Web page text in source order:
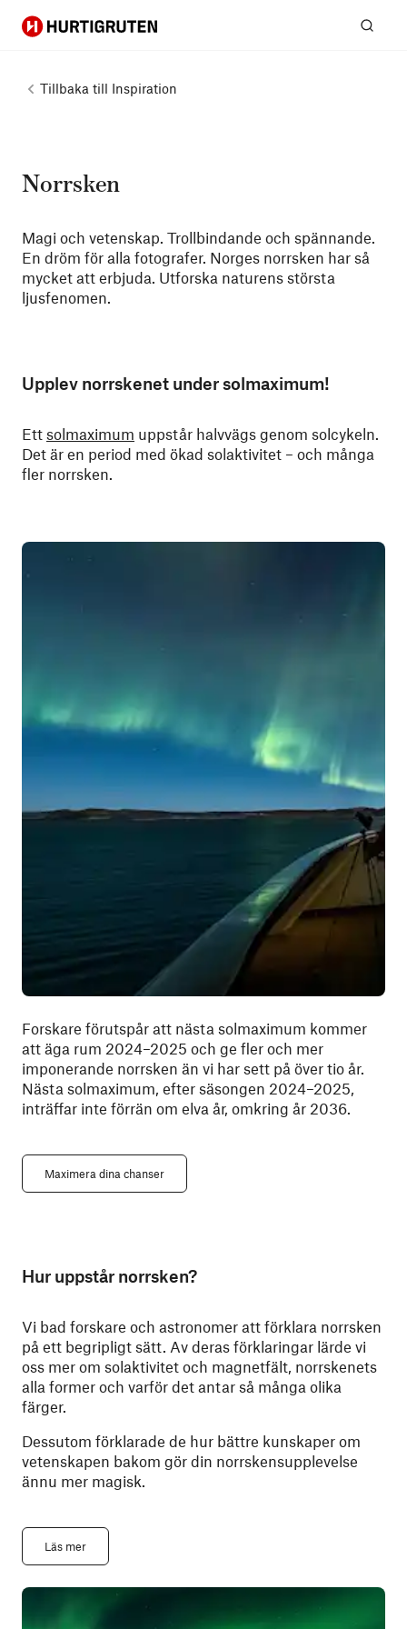
Hurtigruten
Tillbaka till Inspiration
Norrsken
Magi och vetenskap. Trollbindande och spännande.
En dröm för alla fotografer. Norges norrsken har så
mycket att erbjuda. Utforska naturens största
ljusfenomen.
Upplev norrskenet under solmaximum!
Ett solmaximum uppstår halvvägs genom solcykeln.
Det är en period med ökad solaktivitet – och många
fler norrsken.
Forskare förutspår att nästa solmaximum kommer
att äga rum 2024–2025 och ge fler och mer
imponerande norrsken än vi har sett på över tio år.
Nästa solmaximum, efter säsongen 2024–2025,
inträffar inte förrän om elva år, omkring år 2036.
Maximera dina chanser
Hur uppstår norrsken?
Vi bad forskare och astronomer att förklara norrsken
på ett begripligt sätt. Av deras förklaringar lärde vi
oss mer om solaktivitet och magnetfält, norrskenets
alla former och varför det antar så många olika
färger.
Dessutom förklarade de hur bättre kunskaper om
vetenskapen bakom gör din norrskensupplevelse
ännu mer magisk.
Läs mer